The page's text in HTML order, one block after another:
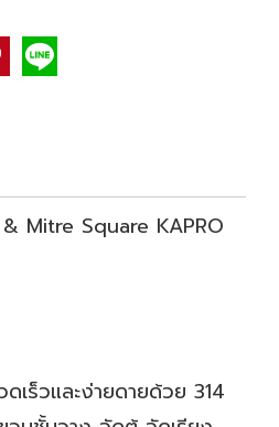
Mitre Square KAPRO
เร็วและง่ายดายด้วย 314